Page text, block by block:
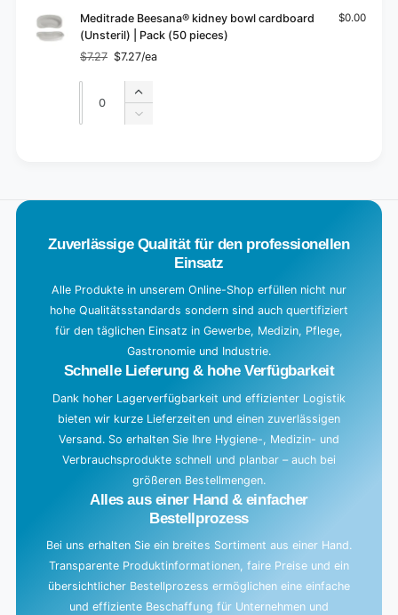
Meditrade Beesana® kidney bowl cardboard
(Unsteril) | Pack (50 pieces)
Regular
price
$7.27
Sale
price
$7.27/ea
$0.00
Quantity
Increase
quantity
Decrease
a
Zuverlässige Qualität für den professionellen
Einsatz
Alle Produkte in unserem Online-Shop erfüllen nicht nur
hohe Qualitätsstandards sondern sind auch quertifiziert
für den täglichen Einsatz in Gewerbe, Medizin, Pflege,
Gastronomie und Industrie.
Schnelle Lieferung & hohe Verfügbarkeit
Dank hoher Lagerverfügbarkeit und effizienter Logistik
bieten wir kurze Lieferzeiten und einen zuverlässigen
Versand. So erhalten Sie Ihre Hygiene-, Medizin- und
Verbrauchsprodukte schnell und planbar – auch bei
größeren Bestellmengen.
Alles aus einer Hand & einfacher
Bestellprozess
Bei uns erhalten Sie ein breites Sortiment aus einer Hand.
Transparente Produktinformationen, faire Preise und ein
übersichtlicher Bestellprozess ermöglichen eine einfache
und effiziente Beschaffung für Unternehmen und